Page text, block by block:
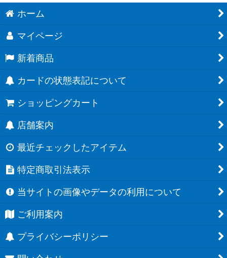
ホーム
マイページ
新着商品
カードの状態表記について
ショッピングカート
店舗案内
最近チェックしたアイテム
特定商取引法表示
当サイトの画像やデータの利用について
ご利用案内
プライバシーポリシー